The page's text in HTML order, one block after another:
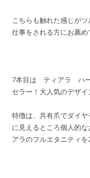
こちらも触れた感じが
仕事をされる方にお薦め
7本目は ティアラ ハー
セラー！大人気のデザイ
特徴は、共有爪でダイ
に見えるところ個人的
アラのフルエタニティを